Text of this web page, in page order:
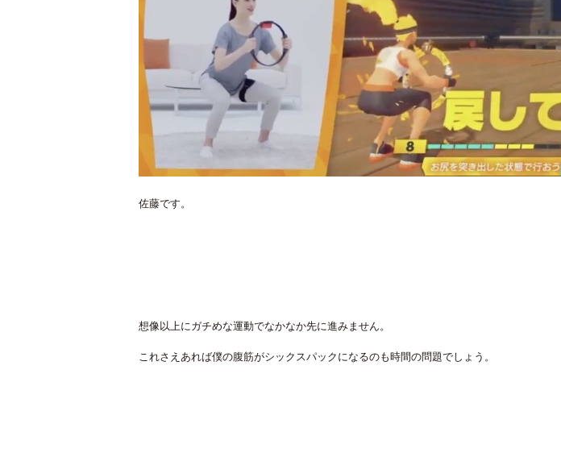
佐藤です。
想像以上にガチめな運動でなかなか先に進みません。
これさえあれば僕の腹筋がシックスパックになるのも時間の問題でしょう。